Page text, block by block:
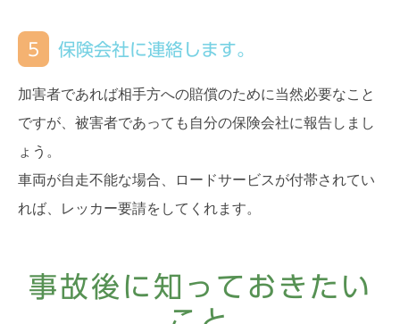
5 保険会社に連絡します。
加害者であれば相手方への賠償のために当然必要なこと
ですが、被害者であっても自分の保険会社に報告しまし
ょう。
車両が自走不能な場合、ロードサービスが付帯されてい
れば、レッカー要請をしてくれます。
事故後に知っておきたい